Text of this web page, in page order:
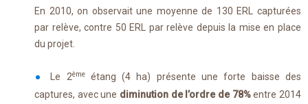
En 2010, on observait une moyenne de 130 ERL capturées
par relève, contre 50 ERL par relève depuis la mise en place
du projet.
Le 2èmeétang (4 ha) présente une forte baisse des
captures, avec une diminution de l’ordre de 78%entre 2014